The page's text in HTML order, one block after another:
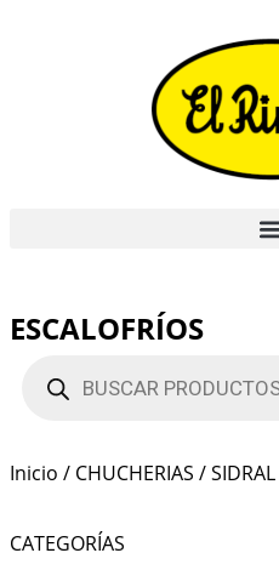
ESCALOFRÍOS
Inicio / CHUCHERIAS /SIDRAL
CATEGORÍAS